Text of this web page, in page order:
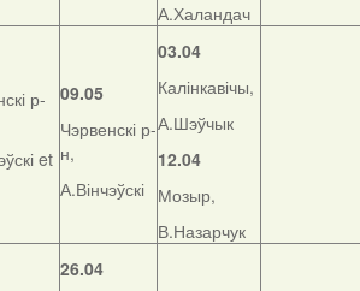
А.Халандач
р-
et
09.05
Чэрвенскі р-
н,
А.Вінчэўскі
03.04
Калінкавічы,
А.Шэўчык
12.04
Мозыр,
В.Назарчук
26.04